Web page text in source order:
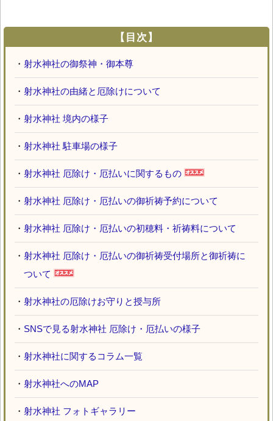
【目次】
・ 射水神社の御祭神・御本尊
・ 射水神社の由緒と厄除けについて
・ 射水神社 境内の様子
・ 射水神社 駐車場の様子
・ 射水神社 厄除け・厄払いに関するもの
・ 射水神社 厄除け・厄払いの御祈祷予約について
・ 射水神社 厄除け・厄払いの初穂料・祈祷料について
・ 射水神社 厄除け・厄払いの御祈祷受付場所と御祈祷に
ついて
・ 射水神社の厄除けお守りと授与所
・ SNSで見る射水神社 厄除け・厄払いの様子
・ 射水神社に関するコラム一覧
・ 射水神社へのMAP
・ 射水神社 フォトギャラリー